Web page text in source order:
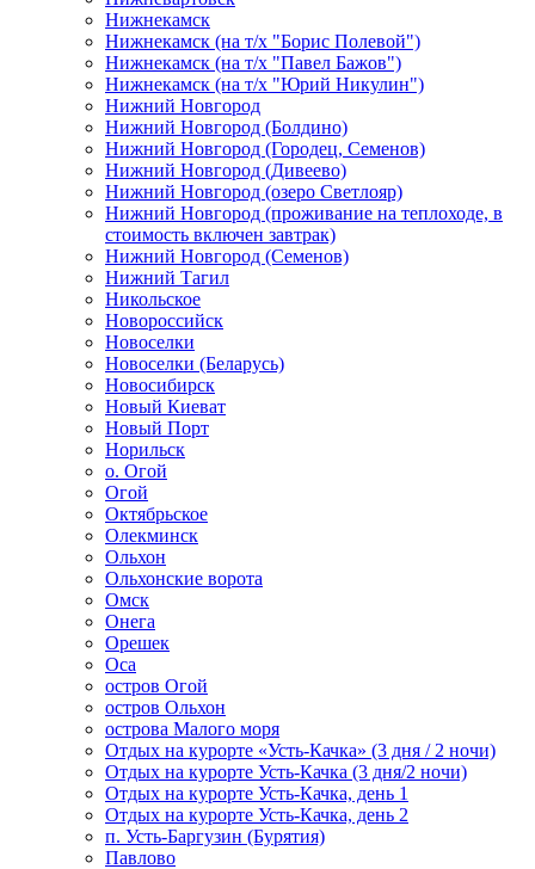
Нижнекамск
Нижнекамск (на т/х "Борис Полевой")
Нижнекамск (на т/х "Павел Бажов")
Нижнекамск (на т/х "Юрий Никулин")
Нижний Новгород
Нижний Новгород (Болдино)
Нижний Новгород (Городец, Семенов)
Нижний Новгород (Дивеево)
Нижний Новгород (озеро Светлояр)
Нижний Новгород (проживание на теплоходе, в
стоимость включен завтрак)
Нижний Новгород (Семенов)
Нижний Тагил
Никольское
Новороссийск
Новоселки
Новоселки (Беларусь)
Новосибирск
Новый Киеват
Новый Порт
Норильск
о. Огой
Огой
Октябрьское
Олекминск
Ольхон
Ольхонские ворота
Омск
Онега
Орешек
Оса
остров Огой
остров Ольхон
острова Малого моря
Отдых на курорте «Усть-Качка» (3 дня / 2 ночи)
Отдых на курорте Усть-Качка (3 дня/2 ночи)
Отдых на курорте Усть-Качка, день 1
Отдых на курорте Усть-Качка, день 2
п. Усть-Баргузин (Бурятия)
Павлово